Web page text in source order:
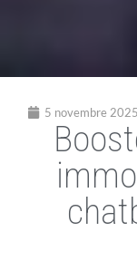
5 novembre 2025